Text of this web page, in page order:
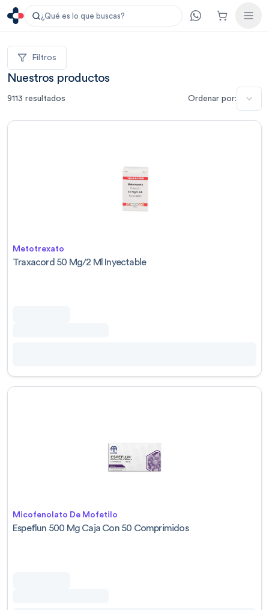
¿Qué es lo que buscas?
Filtros
Nuestros productos
9113 resultados Ordenar por:
Metotrexato
Traxacord 50 Mg/2 Ml Inyectable
Micofenolato De Mofetilo
Espeflun 500 Mg Caja Con 50 Comprimidos